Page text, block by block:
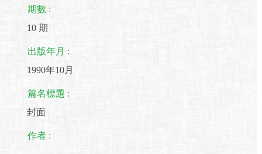
期數 :
10 期
出版年月 :
1990年10月
篇名標題 :
封面
作者 :